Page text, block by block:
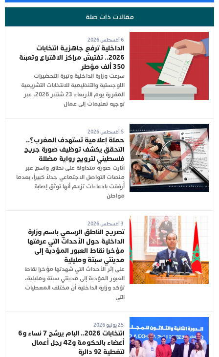
مقالات ذات صلة
6 أغسطس 2026
الداخلية ترفع جاهزية انتخابات
2026.. تفتيش مراكز الاقتراع وتعبئة
350 ألف مؤطر
سرعت وزارة الداخلية وتيرة التحضيرات
اللوجستية والتنظيمية للانتخابات التشريعية
المقررة يوم الأربعاء 23 شتنبر 2026، عبر
توجيه تعليمات إلى عمال
5 أغسطس 2026
حملة إعلامية تستهدف المغرب؟..
التحقق يكشف توظيف صورة جريح
فلسطيني لترويج رواية مضللة
أثارت صورة متداولة على نطاق واسع عبر
منصات التواصل الاجتماعي جدلاً كبيراً، بعدما
أُرفقت بادعاءات تزعم أنها توثق إصابة
مواطن
تصريح الناطق الرسمي باسم وزارة
الداخلية حول الأحداث التي عرفتها
مؤخرا نقاط العبور المؤدية إلى
مدينتي سبتة ومليلية
على إثر الأحداث التي شهدتها مؤخرا نقاط
العبور المؤدية إلى مدينتي سبتة ومليلية،
تؤكد وزارة الداخلية أن مختلف المعطيات
التي
25 يوليو 2026
انتخابات 2026.. البام يرشح 7 نساء و6
أعضاء بالحكومة و42 رجل أعمال
لتغطية 92 دائرة